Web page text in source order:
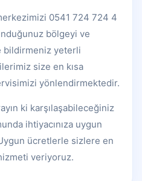
0541 724 724 4
bölgeyi ve
bildirmeniz yeterli
size en kısa
yönlendirmektedir.
ki karşılaşabileceğiniz
ihtiyacınıza uygun
ücretlerle sizlere en
veriyoruz.